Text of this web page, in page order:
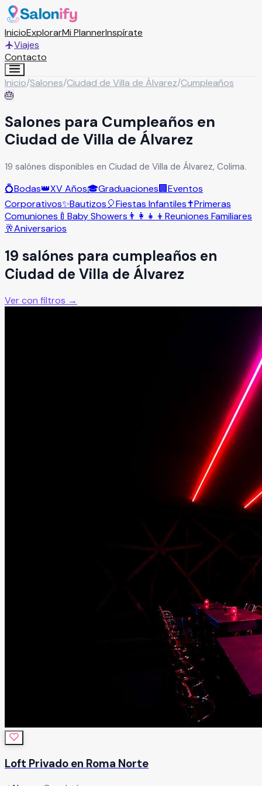
InicioExplorarMi PlannerInspírate
Viajes
Contacto
Inicio/Salones/Ciudad de Villa de Álvarez/Cumpleaños
🎂
Salones para Cumpleaños en
Ciudad de Villa de Álvarez
19 salónes disponibles en Ciudad de Villa de Álvarez, Colima.
💍Bodas👑XV Años🎓Graduaciones🏢Eventos
Corporativos✨Bautizos🎈Fiestas Infantiles✝️Primeras
Comuniones 🍼 Baby Showers 👨‍👩‍👧‍👦 Reuniones Familiares
🥂Aniversarios
19 salónes para cumpleaños en
Ciudad de Villa de Álvarez
Ver con filtros →
Loft Privado en Roma Norte